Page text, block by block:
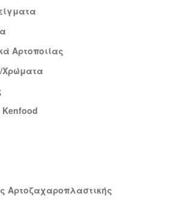
Αρτοποιίας
Αρτοζαχαροπλαστικής